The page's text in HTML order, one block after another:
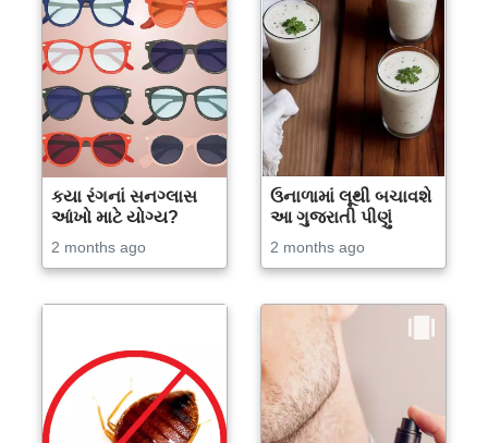
કયા રંગનાં સનગ્લાસ
આંખો માટે યોગ્ય?
2 months ago
ઉનાળામાં લૂથી બચાવશે
આ ગુજરાતી પીણું
2 months ago